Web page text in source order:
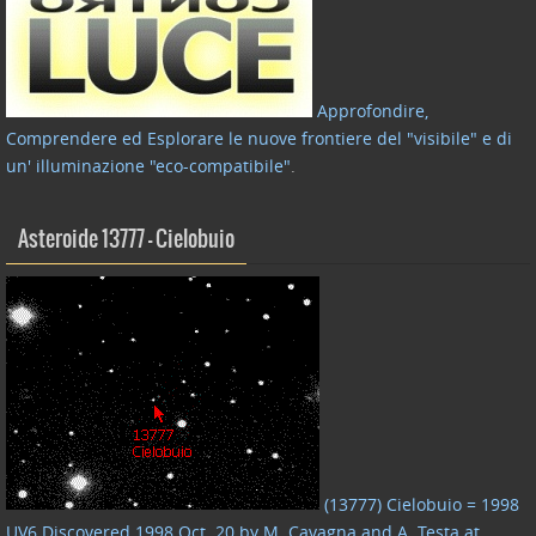
Approfondire,
Comprendere ed Esplorare le nuove frontiere del "visibile" e di
un' illuminazione "eco-compatibile".
Asteroide 13777 – Cielobuio
(13777) Cielobuio = 1998